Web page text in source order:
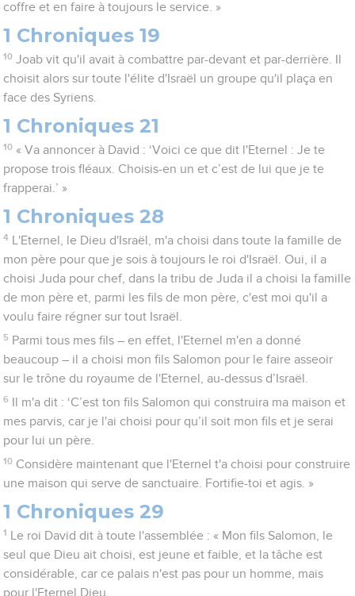
coffre et en faire à toujours le service. »
1 Chroniques 19
10 Joab vit qu'il avait à combattre par-devant et par-derrière. Il
choisit alors sur toute l'élite d'Israël un groupe qu'il plaça en
face des Syriens.
1 Chroniques 21
10 « Va annoncer à David : ‘Voici ce que dit l'Eternel : Je te
propose trois fléaux. Choisis-en un et c’est de lui que je te
frapperai.’ »
1 Chroniques 28
4
L'Eternel, le Dieu d'Israël, m'a choisi dans toute la famille de
mon père pour que je sois à toujours le roi d'Israël. Oui, il a
choisi Juda pour chef, dans la tribu de Juda il a choisi la famille
de mon père et, parmi les fils de mon père, c'est moi qu'il a
voulu faire régner sur tout Israël.
5 Parmi tous mes fils – en effet, l'Eternel m'en a donné
beaucoup – il a choisi mon fils Salomon pour le faire asseoir
sur le trône du royaume de l'Eternel, au-dessus d’Israël.
6
Il m'a dit : ‘C’est ton fils Salomon qui construira ma maison et
mes parvis, car je l'ai choisi pour qu’il soit mon fils et je serai
pour lui un père.
10 Considère maintenant que l'Eternel t'a choisi pour construire
une maison qui serve de sanctuaire. Fortifie-toi et agis. »
1 Chroniques 29
1
Le roi David dit à toute l'assemblée : « Mon fils Salomon, le
seul que Dieu ait choisi, est jeune et faible, et la tâche est
considérable, car ce palais n'est pas pour un homme, mais
pour l'Eternel Dieu.